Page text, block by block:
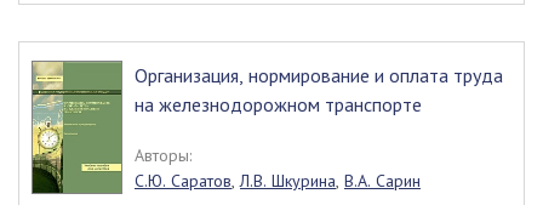
Организация, нормирование и оплата труда
на железнодорожном транспорте
Авторы:
С.Ю. Саратов,Л.В. Шкурина, В.А. Сарин